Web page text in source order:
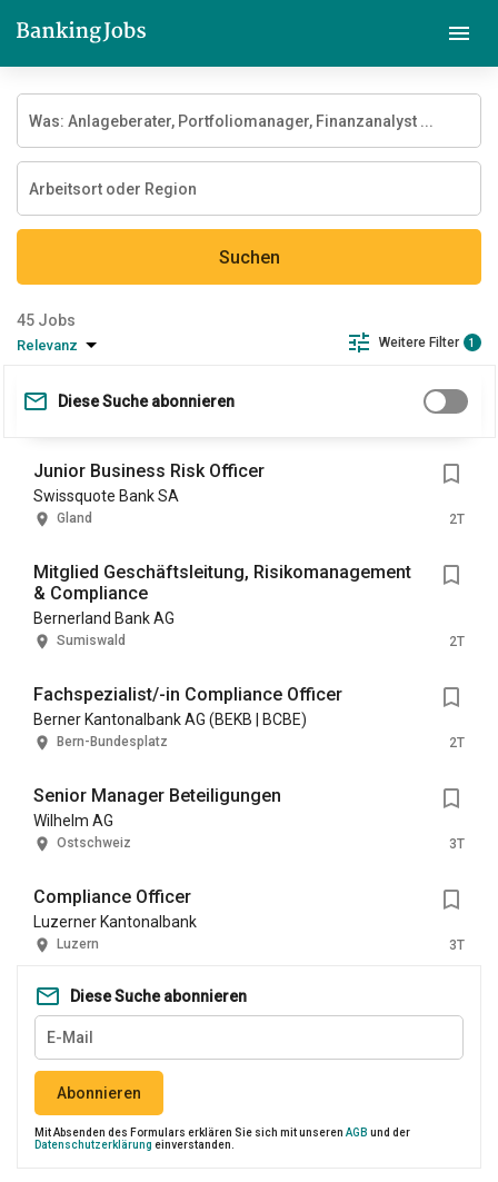
Suchen
Jobs
Relevanz Weitere Filter 1
Diese Suche abonnieren
Junior Business Risk Officer
Swissquote Bank SA
Gland 2T
Mitglied Geschäftsleitung, Risikomanagement
& Compliance
Bernerland Bank AG
Sumiswald 2T
Fachspezialist/-in Compliance Officer
Berner Kantonalbank AG (BEKB | BCBE)
Bern-Bundesplatz 2T
Senior Manager Beteiligungen
Wilhelm AG
Ostschweiz 3T
Compliance Officer
Luzerner Kantonalbank
Luzern 3T
Diese Suche abonnieren
Abonnieren
Mit Absenden des Formulars erklären Sie sich mit unseren AGB und der
Datenschutzerklärung einverstanden.